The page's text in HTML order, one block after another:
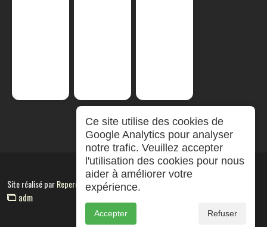
Site réalisé parRepereCom
adm
Ce site utilise des cookies de
Google Analytics pour analyser
notre trafic. Veuillez accepter
l'utilisation des cookies pour nous
aider à améliorer votre
expérience.
Accepter Refuser